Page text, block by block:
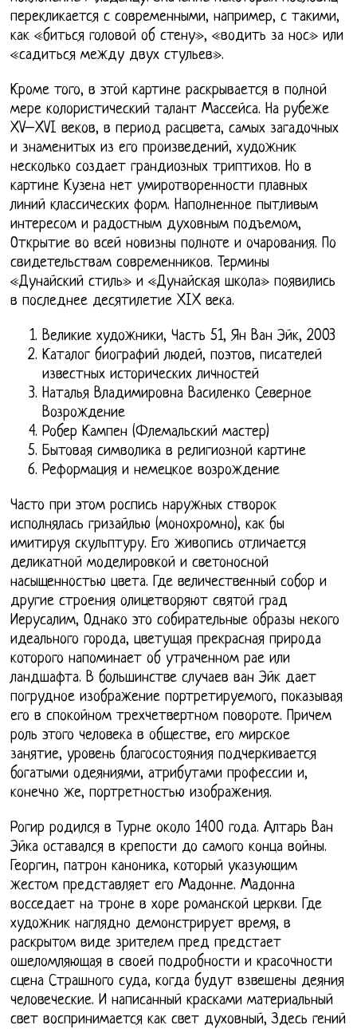
перекликается с современными, например, с такими,
как «биться головой об стену», «водить за нос» или
«садиться между двух стульев».
Кроме того, в этой картине раскрывается в полной
мере колористический талант Массейса. На рубеже
XV–XVI веков, в период расцвета, самых загадочных
и знаменитых из его произведений, художник
несколько создает грандиозных триптихов. Но в
картине Кузена нет умиротворенности плавных
линий классических форм. Наполненное пытливым
интересом и радостным духовным подъемом,
Открытие во всей новизны полноте и очарования. По
свидетельствам современников. Термины
«Дунайский стиль» и «Дунайская школа» появились
в последнее десятилетие XIX века.
Великие художники, Часть 51, Ян Ван Эйк, 2003
Каталог биографий людей, поэтов, писателей
известных исторических личностей
Наталья Владимировна Василенко Северное
Возрождение
Робер Кампен (Флемальский мастер)
Бытовая символика в религиозной картине
Реформация и немецкое возрождение
Часто при этом роспись наружных створок
исполнялась гризайлью (монохромно), как бы
имитируя скульптуру. Его живопись отличается
деликатной моделировкой и светоносной
насыщенностью цвета. Где величественный собор и
другие строения олицетворяют святой град
Иерусалим, Однако это собирательные образы некого
идеального города, цветущая прекрасная природа
которого напоминает об утраченном рае или
ландшафта. В большинстве случаев ван Эйк дает
погрудное изображение портретируемого, показывая
его в спокойном трехчетвертном повороте. Причем
роль этого человека в обществе, его мирское
занятие, уровень благосостояния подчеркивается
богатыми одеяниями, атрибутами профессии и,
конечно же, портретностью изображения.
Рогир родился в Турне около 1400 года. Алтарь Ван
Эйка оставался в крепости до самого конца войны.
Георгин, патрон каноника, который указующим
жестом представляет его Мадонне. Мадонна
восседает на троне в хоре романской церкви. Где
художник наглядно демонстрирует время, в
раскрытом виде зрителем пред предстает
ошеломляющая в своей подробности и красочности
сцена Страшного суда, когда будут взвешены деяния
человеческие. И написанный красками материальный
свет воспринимается как свет духовный, Здесь гений